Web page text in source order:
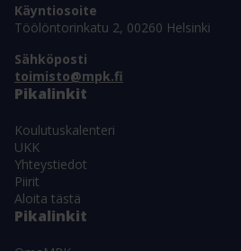
Käyntiosoite
Töölöntorinkatu 2, 00260 Helsinki
Sähköposti
toimisto@mpk.fi
Pikalinkit
Koulutuskalenteri
UKK
Yhteystiedot
Piirit
Aloita tästä
Pikalinkit